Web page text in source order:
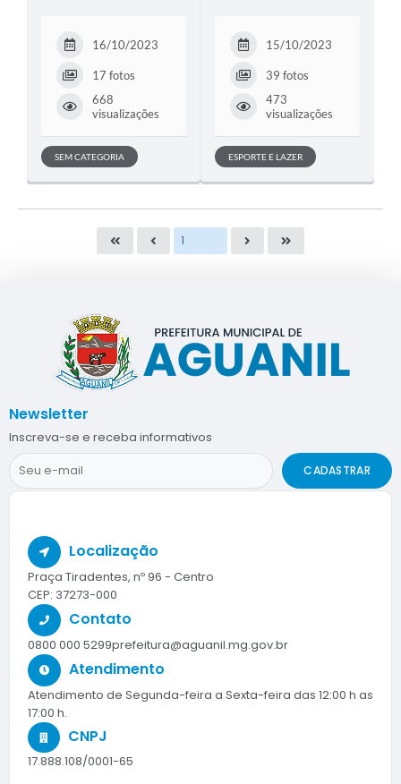
16/10/2023
17 fotos
668
visualizações
SEM CATEGORIA
15/10/2023
39 fotos
473
visualizações
ESPORTE E LAZER
Localização
Praça Tiradentes, nº 96 - Centro
CEP: 37273-000
Contato
0800 000 5299prefeitura@aguanil.mg.gov.br
Atendimento
Atendimento de Segunda-feira a Sexta-feira das 12:00 h as
17:00 h.
CNPJ
17.888.108/0001-65
Newsletter
Inscreva-se e receba informativos
CADASTRAR